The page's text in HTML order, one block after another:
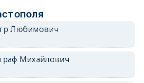
Любимович
Михайлович